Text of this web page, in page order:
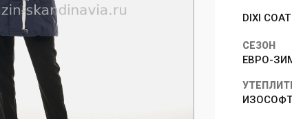
DIXI
СЕЗОН
ЕВРО-
ИЗОСОФТ